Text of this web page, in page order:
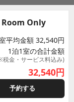
Room Only
平均金額 32,540円
1泊1室の合計金額
税金・サービス料込み)
32,540円
予約する